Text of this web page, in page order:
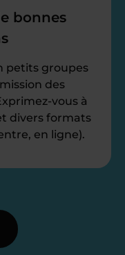
bonnes
petits groupes
des
vous à
divers formats
en ligne).